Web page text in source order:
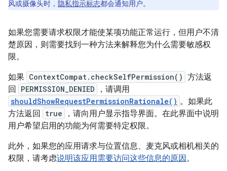
风或摄像头时， 隐私指示标志都会通知用户。
如果您需要请求权限才能使某项功能正常运行，但用户不清
楚原因，则需要找到一种方法来解释您为什么需要敏感权
限。
如果 ContextCompat.checkSelfPermission() 方法返
回
PERMISSION_DENIED ，请调用
shouldShowRequestPermissionRationale() 。如果此
方法返回
true
，请向用户显示指导界面。在此界面中说明
用户希望启用的功能为何需要特定权限。
此外，如果您的应用请求与位置信息、麦克风或相机相关的
权限，请考虑说明该应用需要访问这些信息的原因 。